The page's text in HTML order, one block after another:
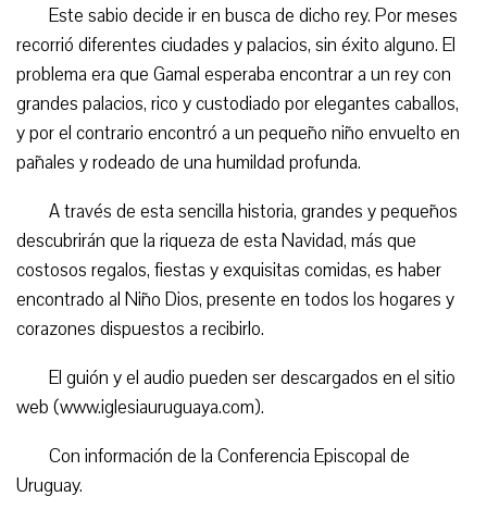
Este sabio decide ir en busca de dicho rey. Por meses
recorrió diferentes ciudades y palacios, sin éxito alguno. El
problema era que Gamal esperaba encontrar a un rey con
grandes palacios, rico y custodiado por elegantes caballos,
y por el contrario encontró a un pequeño niño envuelto en
pañales y rodeado de una humildad profunda.
A través de esta sencilla historia, grandes y pequeños
descubrirán que la riqueza de esta Navidad, más que
costosos regalos, fiestas y exquisitas comidas, es haber
encontrado al Niño Dios, presente en todos los hogares y
corazones dispuestos a recibirlo.
El guión y el audio pueden ser descargados en el sitio
web (www.iglesiauruguaya.com).
Con información de la Conferencia Episcopal de
Uruguay.